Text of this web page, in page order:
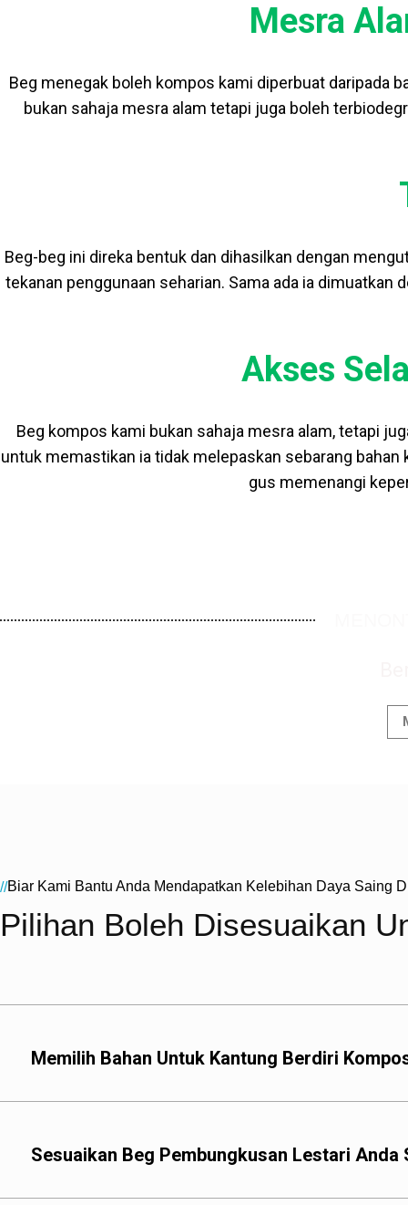
Mesra
Beg menegak boleh kompos kami diperbuat daripada
bukan sahaja mesra alam tetapi juga boleh
Beg-beg ini direka bentuk dan dihasilkan dengan
tekanan penggunaan seharian. Sama ada ia dimuatkan
Akses
Beg kompos kami bukan sahaja mesra alam, tetapi
untuk memastikan ia tidak melepaskan sebarang
gus memenangi
//Biar Kami Bantu Anda Mendapatkan Kelebihan Daya Saing
Pilihan Boleh Disesuaikan
Memilih Bahan Untuk Kantung Berdiri
Bahan-bahan ini
Sesuaikan Beg Pembungkusan Lestari Anda